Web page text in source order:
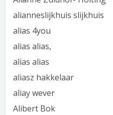
alianneslijkhuis slijkhuis
alias 4you
alias alias,
alias alias
aliasz hakkelaar
aliay wever
Alibert Bok